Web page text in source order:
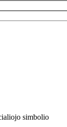
simbolio